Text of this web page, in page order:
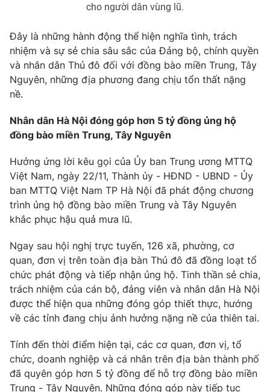
cho người dân vùng lũ.
Đây là những hành động thể hiện nghĩa tình, trách
nhiệm và sự sẻ chia sâu sắc của Đảng bộ, chính quyền
và nhân dân Thủ đô đối với đồng bào miền Trung, Tây
Nguyên, những địa phương đang chịu tổn thất nặng
nề.
Nhân dân Hà Nội đóng góp hơn 5 tỷ đồng ủng hộ
đồng bào miền Trung, Tây Nguyên
Hưởng ứng lời kêu gọi của Ủy ban Trung ương MTTQ
Việt Nam, ngày 22/11, Thành ủy - HĐND - UBND - Ủy
ban MTTQ Việt Nam TP Hà Nội đã phát động chương
trình ủng hộ đồng bào miền Trung và Tây Nguyên
khắc phục hậu quả mưa lũ.
Ngay sau hội nghị trực tuyến, 126 xã, phường, cơ
quan, đơn vị trên toàn địa bàn Thủ đô đã đồng loạt tổ
chức phát động và tiếp nhận ủng hộ. Tinh thần sẻ chia,
trách nhiệm của cán bộ, đảng viên và nhân dân Hà Nội
được thể hiện qua những đóng góp thiết thực, hướng
về các tỉnh đang chịu ảnh hưởng nặng nề của thiên tai.
Tính đến thời điểm hiện tại, các cơ quan, đơn vị, tổ
chức, doanh nghiệp và cá nhân trên địa bàn thành phố
đã quyên góp hơn 5 tỷ đồng để hỗ trợ đồng bào miền
Trung - Tây Nguyên. Những đóng góp này tiếp tục